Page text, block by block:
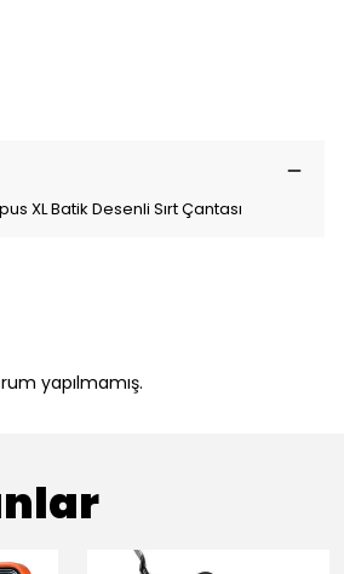
XL Batik Desenli Sırt Çantası
yapılmamış.